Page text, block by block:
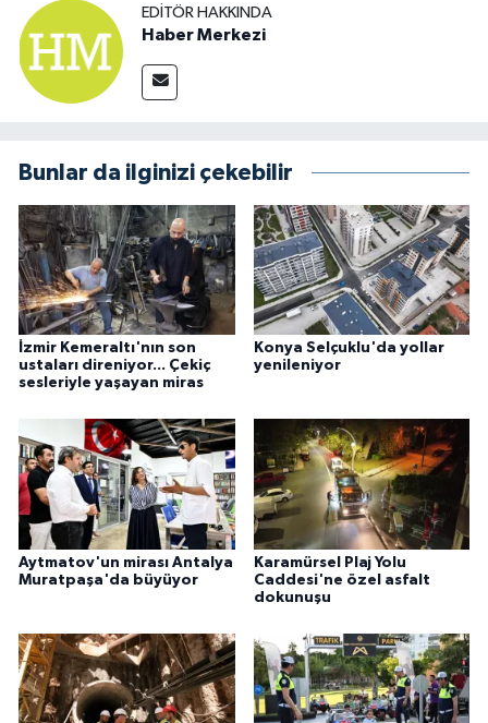
EDITÖR HAKKINDA
Haber Merkezi
Bunlar da ilginizi çekebilir
İzmir Kemeraltı'nın son
ustaları direniyor... Çekiç
sesleriyle yaşayan miras
Konya Selçuklu'da yollar
yenileniyor
Aytmatov'un mirası Antalya
Muratpaşa'da büyüyor
Karamürsel Plaj Yolu
Caddesi'ne özel asfalt
dokunuşu